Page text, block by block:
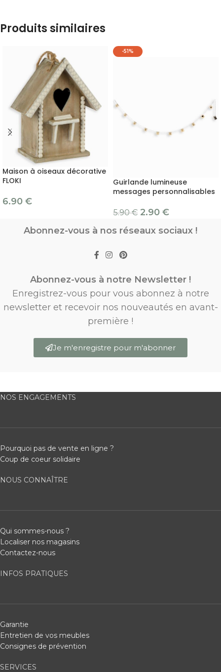
Produits similaires
Maison à oiseaux décorative
FLOKI
6.90 €
-51%
Guirlande lumineuse
messages personnalisables
5.90€ 2.90 €
Abonnez-vous à nos réseaux sociaux !
Abonnez-vous à notre Newsletter !
Enregistrez-vous pour vous abonnez à notre
newsletter et recevoir nos nouveautés en avant-
première !
Je m'enregistre pour m'abonner
NOS ENGAGEMENTS
Pourquoi pas de vente en ligne ?
Coup de coeur solidaire
NOUS CONNAÎTRE
Qui sommes-nous ?
Localiser nos magasins
Contactez-nous
INFOS PRATIQUES
Garantie
Entretien de vos meubles
Consignes de prévention
SERVICES